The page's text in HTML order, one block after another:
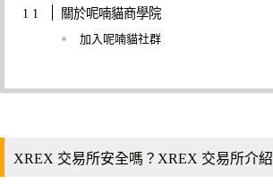
關於呢喃貓商學院
加入呢喃貓社群
XREX 交易所安全嗎？XREX 交易所介紹